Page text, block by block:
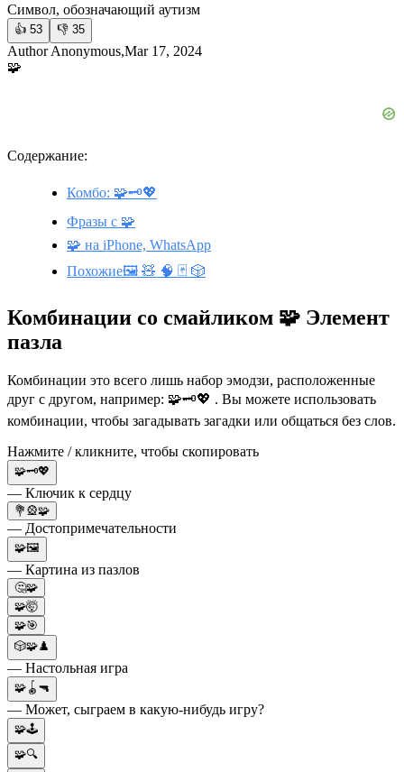
Символ, обозначающий аутизм
👍 53 👎 35
Author Anonymous,Mar 17, 2024
🧩
Содержание:
Комбо: 🧩🗝💖
Фразы с 🧩
🧩 на iPhone, WhatsApp
Похожие🖼️ 🧸 🧠 🃏 🎲
Комбинации со смайликом 🧩 Элемент
пазла
Комбинации это всего лишь набор эмодзи, расположенные
друг с другом, например: 🧩🗝💖 . Вы можете использовать
комбинации, чтобы загадывать загадки или общаться без слов.
Нажмите / кликните, чтобы скопировать
🧩🗝💖
— Ключик к сердцу
💐🎡🧩
— Достопримечательности
🧩🖼️
— Картина из пазлов
🤔🧩
🧩🤯
🧩🎯
🎲🧩♟️
— Настольная игра
🧩🪀🔫
— Может, сыграем в какую-нибудь игру?
🧩🕹️
🧩🔍